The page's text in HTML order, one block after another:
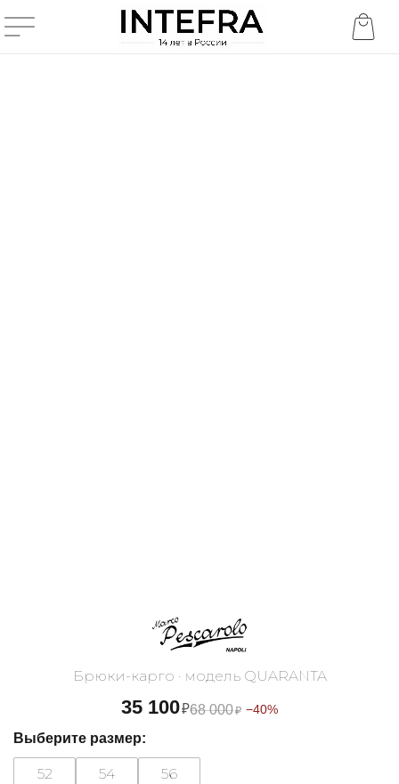
Брюки-карго · модель QUARANTA
35 100₽68 000₽ −40%
Выберите размер:
52 54 56